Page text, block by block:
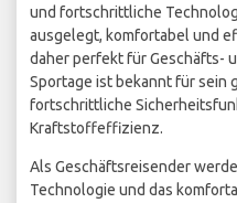
und fortschrittliche
ausgelegt, komfortabel und
daher perfekt für Geschäfts-
Sportage ist bekannt für sein
fortschrittliche
Kraftstoffeffizienz.
Als Geschäftsreisender
Technologie und das